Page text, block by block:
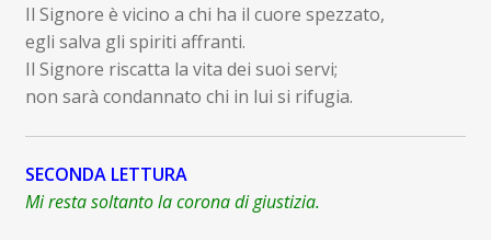
Il Signore è vicino a chi ha il cuore spezzato,
egli salva gli spiriti affranti.
Il Signore riscatta la vita dei suoi servi;
non sarà condannato chi in lui si rifugia.
SECONDA LETTURA
Mi resta soltanto la corona di giustizia.